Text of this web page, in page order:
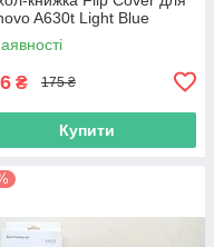
A630t Light Blue
₴ 175 ₴
Купити